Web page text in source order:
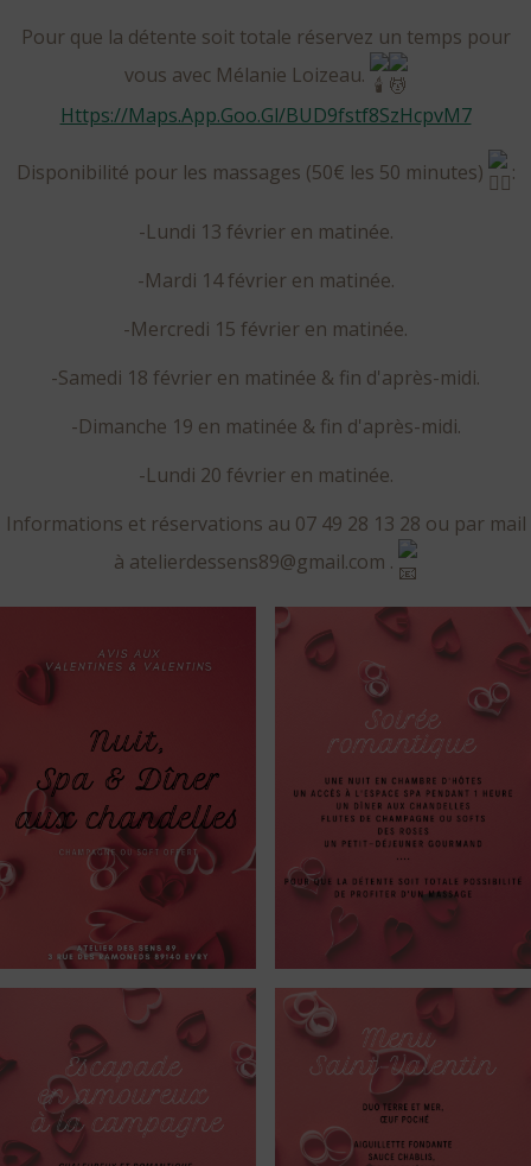
Pour que la détente soit totale réservez un temps pour
vous avec Mélanie Loizeau.
Https://maps.app.goo.gl/BUD9fstf8SzHcpvM7
Disponibilité pour les massages (50€ les 50 minutes) :
-Lundi 13 février en matinée.
-Mardi 14 février en matinée.
-Mercredi 15 février en matinée.
-Samedi 18 février en matinée & fin d'après-midi.
-Dimanche 19 en matinée & fin d'après-midi.
-Lundi 20 février en matinée.
Informations et réservations au 07 49 28 13 28 ou par mail
à atelierdessens89@gmail.com .